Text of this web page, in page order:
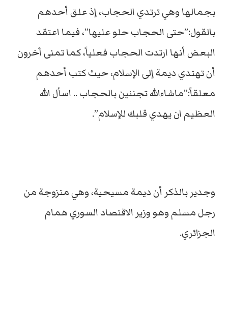
بجمالها وهي ترتدي الحجاب، إذ علق أحدهم
بالقول:”حتى الحجاب حلو عليها”، فيما اعتقد
البعض أنها ارتدت الحجاب فعلياً، كما تمنى آخرون
أن تهتدي ديمة إلى الإسلام، حيث كتب أحدهم
معلقاً:”ماشاءالله تجننين بالحجاب .. اسأل الله
العظيم ان يهدي قلبك للإسلام”.
وجدير بالذكر أن ديمة مسيحية، وهي متزوجة من
رجل مسلم وهو وزير الاقتصاد السوري همام
الجزائري.